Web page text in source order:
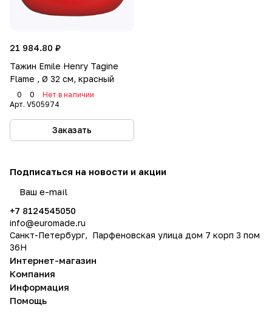
21 984.80 ₽
Тажин Emile Henry Tagine
Flame , Ø 32 см, красный
0 0
Нет в наличии
Арт. V505974
Заказать
Подписаться на новости и акции
+7 8124545050
info@euromade.ru
Санкт-Петербург, Парфеновская улица дом 7 корп 3 пом
36Н
Интернет-магазин
Компания
Информация
Помощь